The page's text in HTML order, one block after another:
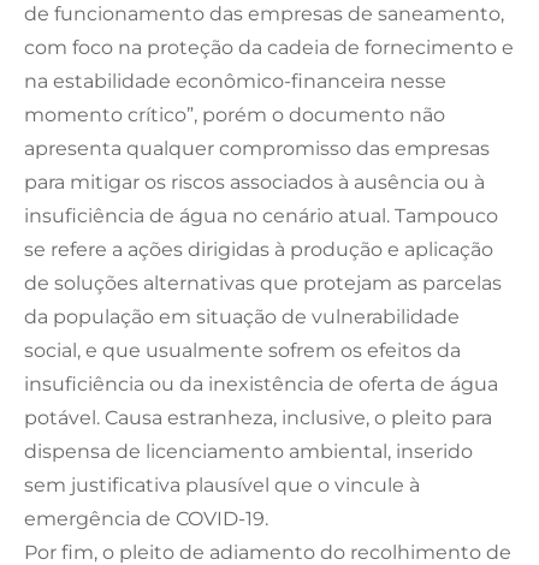
de funcionamento das empresas de saneamento,
com foco na proteção da cadeia de fornecimento e
na estabilidade econômico-financeira nesse
momento crítico”, porém o documento não
apresenta qualquer compromisso das empresas
para mitigar os riscos associados à ausência ou à
insuficiência de água no cenário atual. Tampouco
se refere a ações dirigidas à produção e aplicação
de soluções alternativas que protejam as parcelas
da população em situação de vulnerabilidade
social, e que usualmente sofrem os efeitos da
insuficiência ou da inexistência de oferta de água
potável. Causa estranheza, inclusive, o pleito para
dispensa de licenciamento ambiental, inserido
sem justificativa plausível que o vincule à
emergência de COVID-19.
Por fim, o pleito de adiamento do recolhimento de